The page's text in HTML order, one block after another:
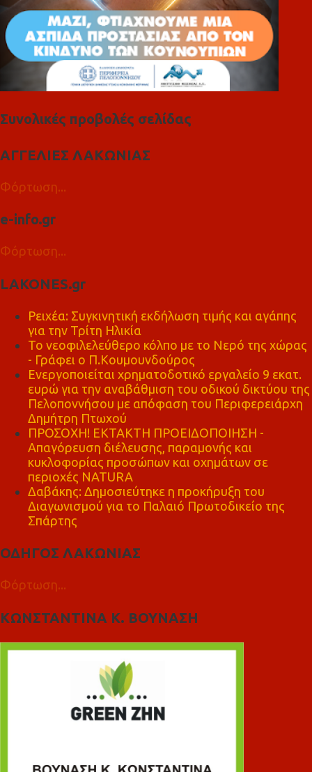
Συνολικές προβολές σελίδας
ΑΓΓΕΛΙΕΣ ΛΑΚΩΝΙΑΣ
Φόρτωση...
e-info.gr
Φόρτωση...
LAKONES.gr
Ρειχέα: Συγκινητική εκδήλωση τιμής και αγάπης
για την Τρίτη Ηλικία
Το νεοφιλελεύθερο κόλπο με το Νερό της χώρας
- Γράφει ο Π.Κουμουνδούρος
Ενεργοποιείται χρηματοδοτικό εργαλείο 9 εκατ.
ευρώ για την αναβάθμιση του οδικού δικτύου της
Πελοποννήσου με απόφαση του Περιφερειάρχη
Δημήτρη Πτωχού
ΠΡΟΣΟΧΗ! ΕΚΤΑΚΤΗ ΠΡΟΕΙΔΟΠΟΙΗΣΗ -
Απαγόρευση διέλευσης, παραμονής και
κυκλοφορίας προσώπων και οχημάτων σε
περιοχές NATURA
Δαβάκης: Δημοσιεύτηκε η προκήρυξη του
Διαγωνισμού για το Παλαιό Πρωτοδικείο της
Σπάρτης
ΟΔΗΓΟΣ ΛΑΚΩΝΙΑΣ
Φόρτωση...
ΚΩΝΣΤΑΝΤΙΝΑ Κ. ΒΟΥΝΑΣΗ